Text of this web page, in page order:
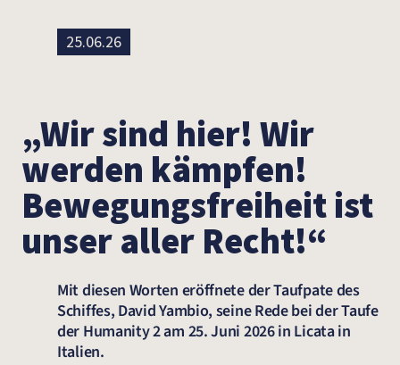
25.06.26
„Wir sind hier! Wir
werden kämpfen!
Bewegungsfreiheit ist
unser aller Recht!“
Mit diesen Worten eröffnete der Taufpate des
Schiffes, David Yambio, seine Rede bei der Taufe
der Humanity 2 am 25. Juni 2026 in Licata in
Italien.